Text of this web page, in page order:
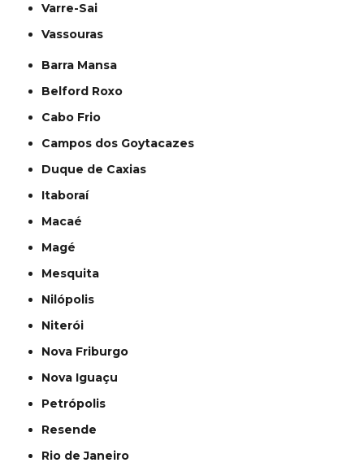
Varre-Sai
Vassouras
Barra Mansa
Belford Roxo
Cabo Frio
Campos dos Goytacazes
Duque de Caxias
Itaboraí
Macaé
Magé
Mesquita
Nilópolis
Niterói
Nova Friburgo
Nova Iguaçu
Petrópolis
Resende
Rio de Janeiro